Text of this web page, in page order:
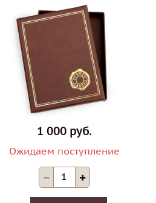
1 000 руб.
Ожидаем поступление